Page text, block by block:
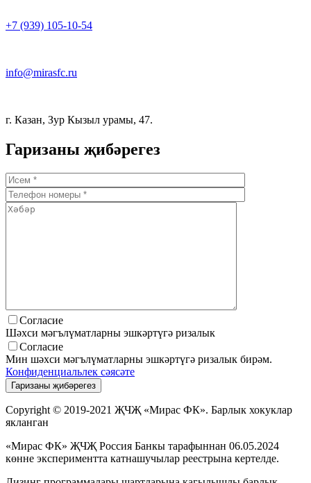
+7 (939) 105-10-54
info@mirasfc.ru
г. Казан, Зур Кызыл урамы, 47.
Гаризаны җибәрегез
Согласие
Шәхси мәгълүматларны эшкәртүгә ризалык
Согласие
Мин шәхси мәгълүматларны эшкәртүгә ризалык бирәм.
Конфиденциальлек сәясәте
Copyright © 2019-2021 ҖЧҖ «Мирас ФК». Барлык хокуклар
якланган
«Мирас ФК» ҖЧҖ Россия Банкы тарафыннан 06.05.2024
көнне экспериментта катнашучылар реестрына кертелде.